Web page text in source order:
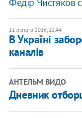
11 лютого 2016, 12:44
В Україні
каналів
АНТЕЛЬМ ВИДО
Дневник